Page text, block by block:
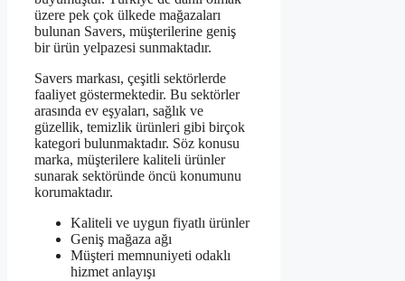
üzere pek çok ülkede mağazaları
bulunan Savers, müşterilerine geniş
bir ürün yelpazesi sunmaktadır.
Savers markası, çeşitli sektörlerde
faaliyet göstermektedir. Bu sektörler
arasında ev eşyaları, sağlık ve
güzellik, temizlik ürünleri gibi birçok
kategori bulunmaktadır. Söz konusu
marka, müşterilere kaliteli ürünler
sunarak sektöründe öncü konumunu
korumaktadır.
Kaliteli ve uygun fiyatlı ürünler
Geniş mağaza ağı
Müşteri memnuniyeti odaklı
hizmet anlayışı